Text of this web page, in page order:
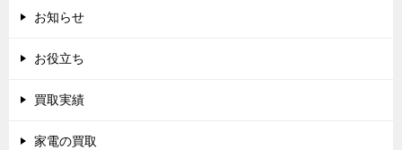
お知らせ
お役立ち
買取実績
家電の買取